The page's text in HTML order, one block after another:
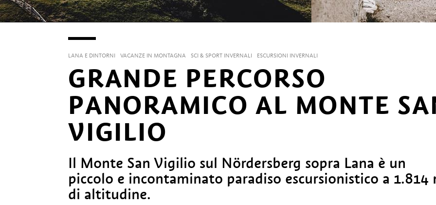
LANA E DINTORNI VACANZE IN MONTAGNA SCI & SPORT INVERNALI ESCURSIONI INVERNALI
GRANDE PERCORSO
PANORAMICO AL MONTE
VIGILIO
Il Monte San Vigilio sul Nördersberg sopra Lana è un
piccolo e incontaminato paradiso escursionistico a 1.814
di altitudine.